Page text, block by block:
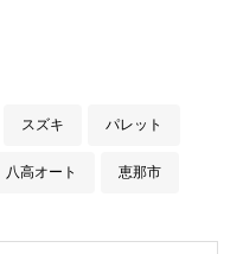
スズキ パレット
八高オート 恵那市